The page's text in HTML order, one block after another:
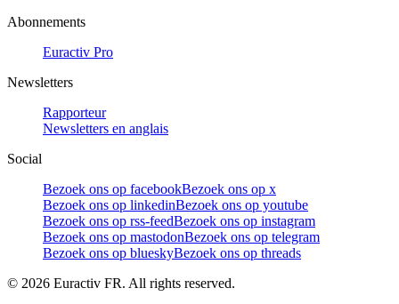
Abonnements
Euractiv Pro
Newsletters
Rapporteur
Newsletters en anglais
Social
Bezoek ons op facebookBezoek ons op x
Bezoek ons op linkedinBezoek ons op youtube
Bezoek ons op rss-feedBezoek ons op instagram
Bezoek ons op mastodonBezoek ons op telegram
Bezoek ons op blueskyBezoek ons op threads
© 2026 Euractiv FR. All rights reserved.